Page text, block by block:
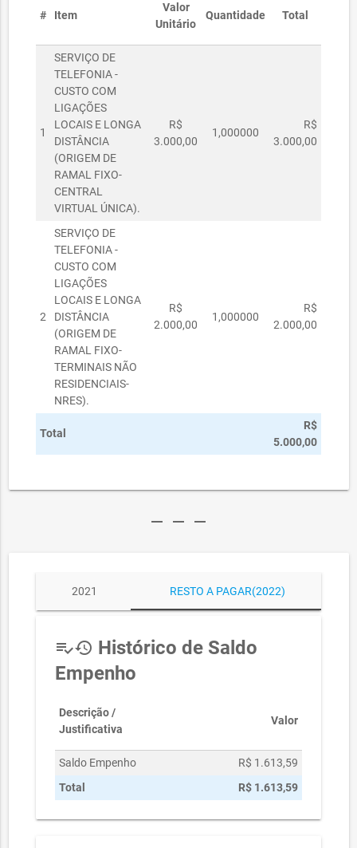
# Item
Valor
Unitário
Quantidade Total
1
SERVIÇO DE
TELEFONIA -
CUSTO COM
LIGAÇÕES
LOCAIS E LONGA
DISTÂNCIA
(ORIGEM DE
RAMAL FIXO-
CENTRAL
VIRTUAL ÚNICA).
R$
3.000,00
1,000000
R$
3.000,00
2
SERVIÇO DE
TELEFONIA -
CUSTO COM
LIGAÇÕES
LOCAIS E LONGA
DISTÂNCIA
(ORIGEM DE
RAMAL FIXO-
TERMINAIS NÃO
RESIDENCIAIS-
NRES).
R$
2.000,00
1,000000
R$
2.000,00
Total
R$
5.000,00
remove remove remove
2021 RESTO A PAGAR(2022)
playlist_add_checkhistory Histórico de Saldo
Empenho
Descrição /
Justificativa
Valor
Saldo Empenho
R$ 1.613,59
Total
R$ 1.613,59